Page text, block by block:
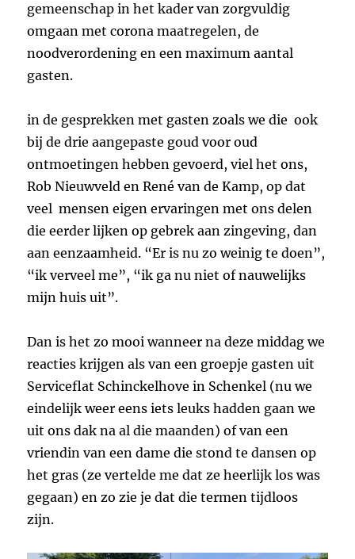
gemeenschap in het kader van zorgvuldig
omgaan met corona maatregelen, de
noodverordening en een maximum aantal
gasten.
in de gesprekken met gasten zoals we die ook
bij de drie aangepaste goud voor oud
ontmoetingen hebben gevoerd, viel het ons,
Rob Nieuwveld en René van de Kamp, op dat
veel mensen eigen ervaringen met ons delen
die eerder lijken op gebrek aan zingeving, dan
aan eenzaamheid. “Er is nu zo weinig te doen”,
“ik verveel me”, “ik ga nu niet of nauwelijks
mijn huis uit”.
Dan is het zo mooi wanneer na deze middag we
reacties krijgen als van een groepje gasten uit
Serviceflat Schinckelhove in Schenkel (nu we
eindelijk weer eens iets leuks hadden gaan we
uit ons dak na al die maanden) of van een
vriendin van een dame die stond te dansen op
het gras (ze vertelde me dat ze heerlijk los was
gegaan) en zo zie je dat die termen tijdloos
zijn.